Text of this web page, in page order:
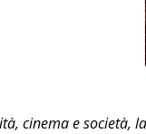
cinema e società,